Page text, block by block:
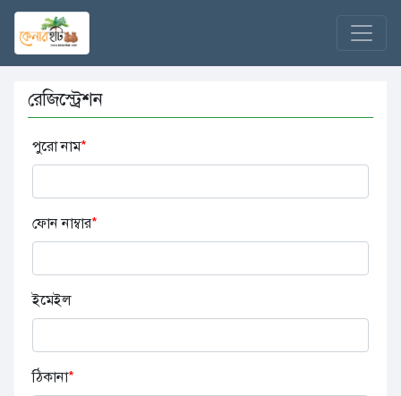
রেজিস্ট্রেশন
পুরো নাম*
ফোন নাম্বার*
ইমেইল
ঠিকানা*